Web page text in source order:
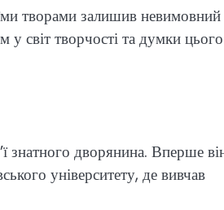
творами залишив невимовний
у світ творчості та думки цього
знатного дворянина. Вперше
університету, де вивчав